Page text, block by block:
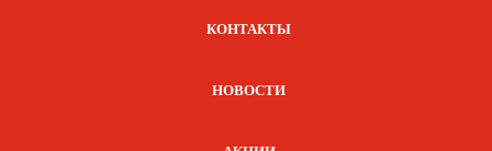
КОНТАКТЫ
НОВОСТИ